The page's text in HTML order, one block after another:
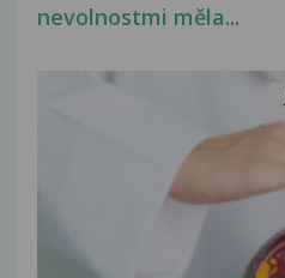
nevolnostmi měla...